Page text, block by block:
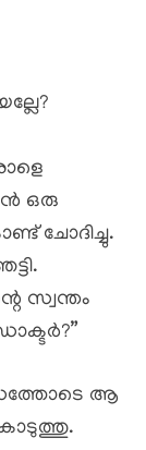
ഒരു
ചോദിച്ചു.
സ്വന്തം
ആ